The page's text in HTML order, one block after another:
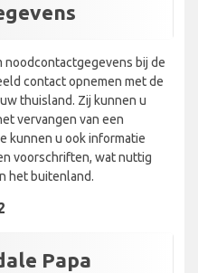
noodcontactgegevens bij de
contact opnemen met de
thuisland. Zij kunnen u
vervangen van een
kunnen u ook informatie
voorschriften, wat nuttig
het buitenland.
Papa